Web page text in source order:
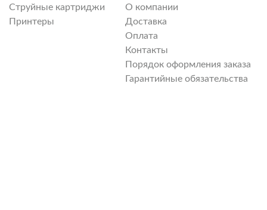
Струйные картриджи
Принтеры
О компании
Доставка
Оплата
Контакты
Порядок оформления заказа
Гарантийные обязательства